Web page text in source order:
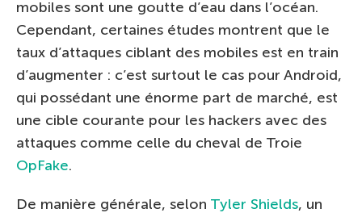
mobiles sont une goutte d’eau dans l’océan.
Cependant, certaines études montrent que le
taux d’attaques ciblant des mobiles est en train
d’augmenter : c’est surtout le cas pour Android,
qui possédant une énorme part de marché, est
une cible courante pour les hackers avec des
attaques comme celle du cheval de Troie
OpFake.
De manière générale, selon Tyler Shields, un